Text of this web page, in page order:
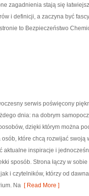
zagadnienia stają się
i definicji, a zaczyna być
to Bezpieczeństwo
serwis poświęcony
dnia: na dobrym
dzięki którym można
osób, które chcą rozwijać
aktualne inspiracje i
sposób. Strona łączy w
i czytelników, którzy od
Na [ Read More ]